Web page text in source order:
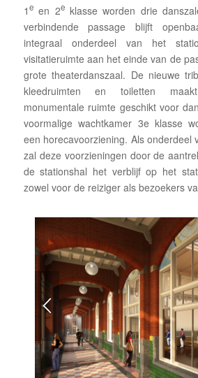
1een 2eklasse worden drie
verbindende passage blijft
integraal onderdeel van het
visitatieruimte aan het einde van de
grote theaterdanszaal. De nieuwe
kleedruimten en toiletten
monumentale ruimte geschikt voor
voormalige wachtkamer 3e klasse
een horecavoorziening. Als onderdeel
zal deze voorzieningen door de
de stationshal het verblijf op het
zowel voor de reiziger als bezoekers